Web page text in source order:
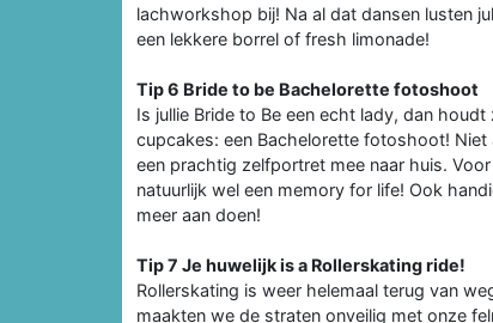
lachworkshop bij! Na al dat dansen lusten
een lekkere borrel of fresh limonade!
Tip 6 Bride to be Bachelorette fotoshoot
Is jullie Bride to Be een echt lady, dan
cupcakes: een Bachelorette fotoshoot!
een prachtig zelfportret mee naar huis.
natuurlijk wel een memory for life! Ook
meer aan doen!
Tip 7 Je huwelijk is a Rollerskating ride!
Rollerskating is weer helemaal terug van
maakten we de straten onveilig met onze